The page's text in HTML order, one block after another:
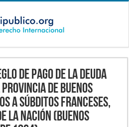
de pago de la deuda
de Buenos
a súbditos franceses,
la Nación (Buenos